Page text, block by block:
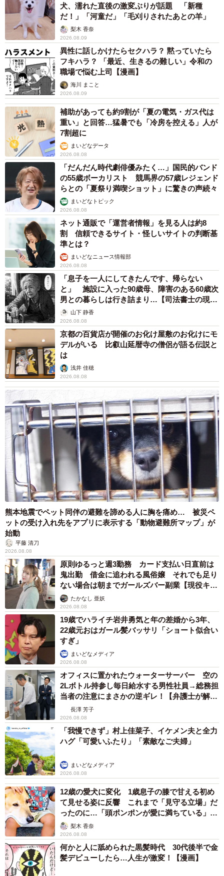
犬、濡れた直後の激変ぶりが話題 「新種
だ！」「河童だ」「毛刈りされたあとの羊」
梨木 香奈
2026.08.09
異性に話しかけたらセクハラ？ 黙っていたら
フキハラ？ 「最近、生きるの難しい」令和の
職場で悩む上司【漫画】
海川 まこと
2026.08.09
補助があっても約9割が「夏の電気・ガス代は
重い」と回答…猛暑でも「冷房を控える」人が
7割超に
まいどなデータ
2026.08.08
「だんだん時代劇俳優みたく…」国民的バンド
の55歳ボーカリスト 競馬界の57歳レジェンド
らとの「夏祭り満喫ショット」に驚きの声続々
まいどなトピック
2026.08.08
ネット通販で「運営者情報」を見る人は約8
割 信頼できるサイト・怪しいサイトの判断基
準とは？
まいどなニュース情報部
2026.08.08
「息子を一人にしてきたんです、帰らない
と」 施設に入った90歳母、障害のある60歳次
男との暮らしは行き詰まり…【司法書士の現場
から】山下 静香
2026.08.08
京都の百貨店が開催のお化け屋敷のお化けにモ
デルがいる 比叡山延暦寺の僧侶が語る伝説と
は
浅井 佳穂
2026.08.08
熊本地震でペット同伴の避難を諦める人に胸を痛め… 被災ペ
ットの受け入れ先をアプリに表示する「動物避難所マップ」が
始動
平藤 清刀
2026.08.08
原則ゆるっと週3勤務 カード支払い日直前は
鬼出勤 借金に追われる風俗嬢 それでも足り
ない場合は朝までガールズバー副業【現役キャ
ストに取材】
たかなし 亜妖
2026.08.08
19歳でハライチ岩井勇気と年の差婚から3年、
22歳元おはガール髪バッサリ「ショート似合い
すぎ」
まいどなメディア
2026.08.08
オフィスに置かれたウォーターサーバー 空の
2Lボトル持参し毎日給水する男性社員→総務担
当者の注意にまさかの逆ギレ！【弁護士が解
説】長澤 芳子
2026.08.08
「我慢できず」村上佳菜子、イケメン夫と全力
ハグ「可愛いふたり」「素敵なご夫婦」
まいどなメディア
2026.08.08
12歳の愛犬に変化 1歳息子の膝で甘える初め
て見せる姿に反響 これまで「見守る立場」だ
ったのに…「頭ポンポンが愛に満ちている」
「尊…」
梨木 香奈
2026.08.08
何かと人に舐められた黒髪時代 30代後半で金
髪デビューしたら…人生が激変！【漫画】